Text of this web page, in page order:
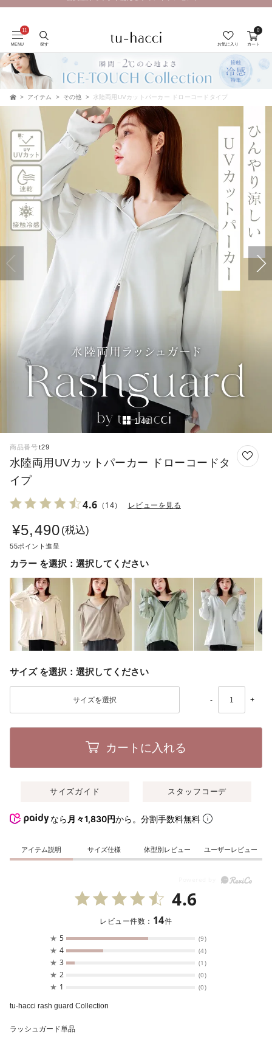
MENU 探す お気に入り カート
0
アイテム その他 水陸両用UVカットパーカー ドローコードタイプ
1/40
商品番号 t29
水陸両用UVカットパーカー ドローコードタ
イプ
4.6 （14） レビューを見る
¥5,490 税込
55
カラー 選択してください
サイズ 選択してください
- +
カートに入れる
サイズガイド スタッフコーデ
なら 月々1,830円から。分割手数料無料
アイテム説明 サイズ仕様 体型別レビュー ユーザーレビュー
4.6
レビュー件数： 14件
★ 5 (9)
★ 4 (4)
★ 3 (1)
★ 2 (0)
★ 1 (0)
tu-hacci rash guard Collection
ラッシュガード単品